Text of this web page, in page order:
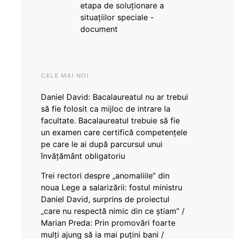
etapa de soluționare a
situațiilor speciale -
document
CELE MAI NOI
Daniel David: Bacalaureatul nu ar trebui
să fie folosit ca mijloc de intrare la
facultate. Bacalaureatul trebuie să fie
un examen care certifică competențele
pe care le ai după parcursul unui
învățământ obligatoriu
Trei rectori despre „anomaliile” din
noua Lege a salarizării: fostul ministru
Daniel David, surprins de proiectul
„care nu respectă nimic din ce știam” /
Marian Preda: Prin promovări foarte
mulți ajung să ia mai puțini bani /